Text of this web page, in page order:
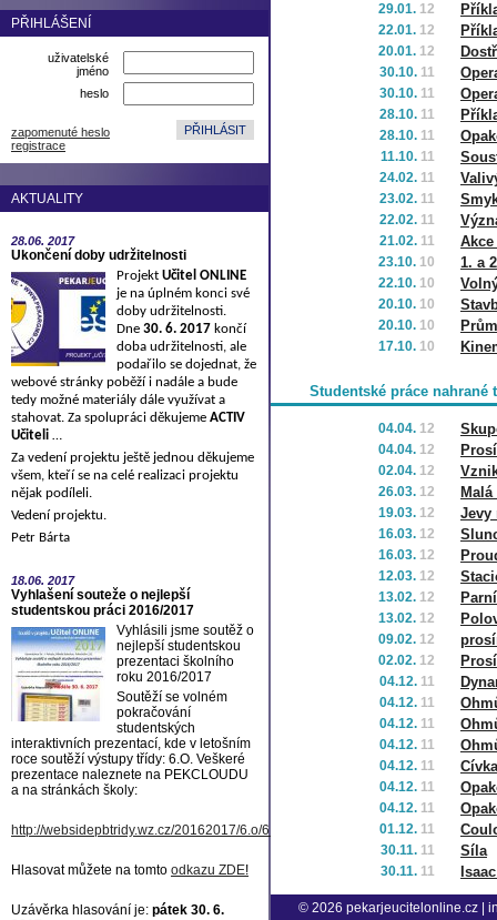
PŘIHLÁŠENÍ
uživatelské
jméno
heslo
zapomenuté heslo
registrace
AKTUALITY
28.06. 2017
Ukončení doby udržitelnosti
Projekt Učitel ONLINE
je na úplném konci své
doby udržitelnosti.
Dne 30. 6. 2017 končí
doba udržitelnosti, ale
podařilo se dojednat, že
webové stránky poběží i nadále a bude
tedy možné materiály dále využívat a
stahovat. Za spolupráci děkujeme ACTIV
Učiteli …
Za vedení projektu ještě jednou děkujeme
všem, kteří se na celé realizaci projektu
nějak podíleli.
Vedení projektu.
Petr Bárta
18.06. 2017
Vyhlašení souteže o nejlepší
studentskou práci 2016/2017
Vyhlásili jsme soutěž o
nejlepší studentskou
prezentaci školního
roku 2016/2017
Soutěží se volném
pokračování
studentských
interaktivních prezentací, kde v letošním
roce soutěží výstupy třídy: 6.O. Veškeré
prezentace naleznete na PEKCLOUDU
a na stránkách školy:
http://websidepbtridy.wz.cz/20162017/6.o/6.o.htm
Hlasovat můžete na tomto odkazu ZDE!
Uzávěrka hlasování je: pátek 30. 6.
29.01. 12
22.01. 12
20.01. 12
30.10. 11
30.10. 11
28.10. 11
28.10. 11
11.10. 11
24.02. 11
23.02. 11
22.02. 11
21.02. 11 Akce
23.10. 10 1. a
22.10. 10
20.10. 10
20.10. 10
17.10. 10
Studentské práce nahrané
04.04. 12
04.04. 12
02.04. 12
26.03. 12
19.03. 12 Jevy
16.03. 12
16.03. 12
12.03. 12
13.02. 12
13.02. 12
09.02. 12
02.02. 12
04.12. 11
04.12. 11
04.12. 11
04.12. 11
04.12. 11 Cívka
04.12. 11
04.12. 11
01.12. 11
30.11. 11 Síla
30.11. 11
© 2026 pekarjeucitelonline.cz